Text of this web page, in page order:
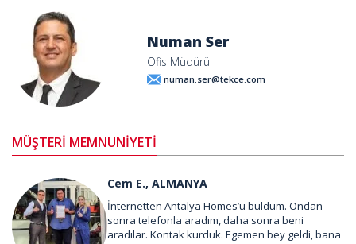
Numan Ser
Ofis Müdürü
numan.ser@tekce.com
MÜŞTERİ MEMNUNİYETİ
Cem E., ALMANYA
İnternetten Antalya Homes’u buldum. Ondan
sonra telefonla aradım, daha sonra beni
aradılar. Kontak kurduk. Egemen bey geldi, bana